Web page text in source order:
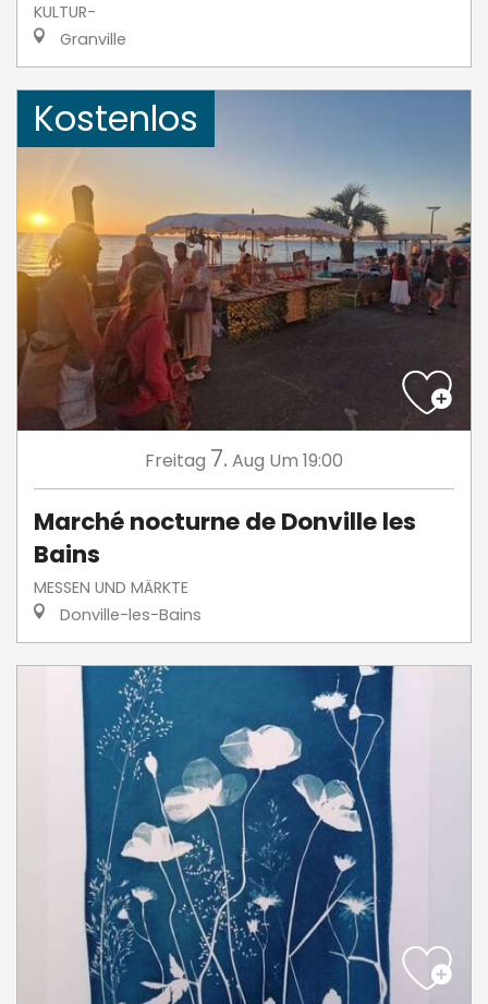
KULTUR-
Granville
Kostenlos
Freitag 7. Aug Um 19:00
Marché nocturne de Donville les
Bains
MESSEN UND MÄRKTE
Donville-les-Bains